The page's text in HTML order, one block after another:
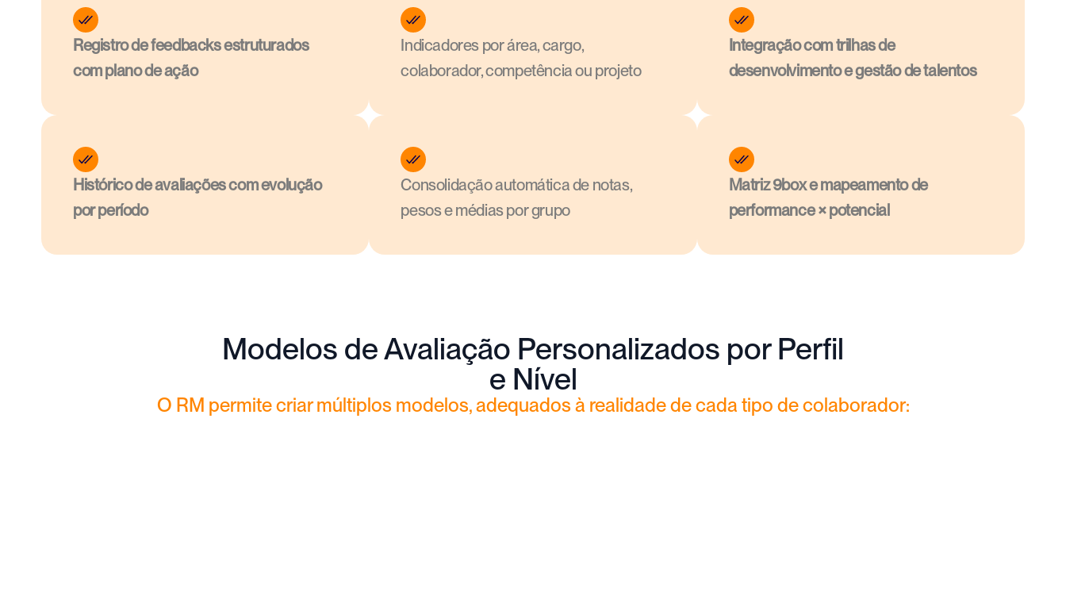
Registro de feedbacks estruturados
com plano de ação
Indicadores por área, cargo,
colaborador, competência ou projeto
Integração com trilhas de
desenvolvimento e gestão de talentos
Histórico de avaliações com evolução
por período
Consolidação automática de notas,
pesos e médias por grupo
Matriz 9box e mapeamento de
performance × potencial
Modelos de Avaliação Personalizados por Perfil
e Nível
O RM permite criar múltiplos modelos, adequados à realidade de cada tipo de colaborador: